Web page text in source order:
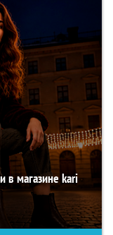
в магазине kari